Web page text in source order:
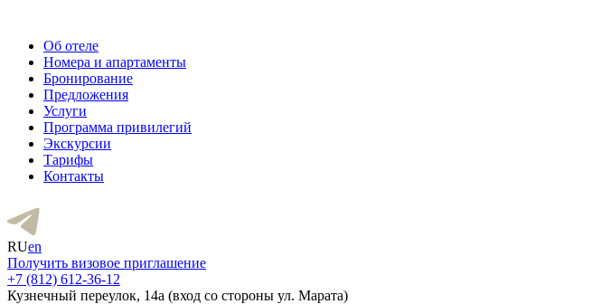
Об отеле
Номера и апартаменты
Бронирование
Предложения
Услуги
Программа привилегий
Экскурсии
Тарифы
Контакты
RUen
Получить визовое приглашение
+7 (812) 612-36-12
Кузнечный переулок, 14а (вход со стороны ул. Марата)